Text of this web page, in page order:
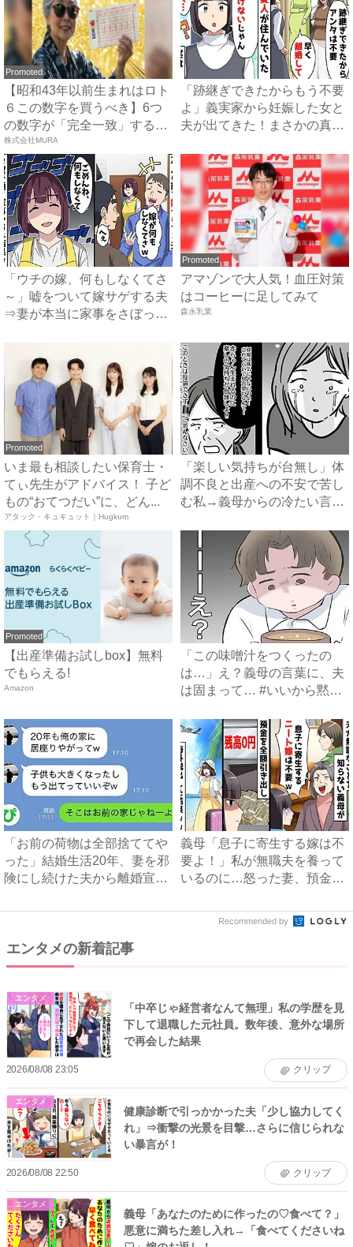
Promoted
【昭和43年以前生まれはロト
６この数字を買うべき】6つ
の数字が「完全一致」する
方...
株式会社MURA
「跡継ぎできたからもう不要
よ」義実家から妊娠した女と
夫が出てきた！まさかの真相
「ウチの嫁、何もしなくてさ
～」嘘をついて嫁サゲする夫
⇒妻が本当に家事をさぼった
Promoted
アマゾンで大人気！血圧対策
はコーヒーに足してみて
森永乳業
Promoted
いま最も相談したい保育士・
てぃ先生がアドバイス！ 子ど
もの“おてつだい”に、どん...
アタック・キュキュット｜Hugkum
「楽しい気持ちが台無し」体
調不良と出産への不安で苦し
む私→義母からの冷たい言葉
Promoted
【出産準備お試しbox】無料
でもらえる!
Amazon
「この味噌汁をつくったの
は…」え？義母の言葉に、夫
は固まって… #いいから黙っ
「お前の荷物は全部捨ててや
った」結婚生活20年、妻を邪
険にし続けた夫から離婚宣
義母「息子に寄生する嫁は不
要よ！」私が無職夫を養って
いるのに…怒った妻、預金残
Recommended by
エンタメの新着記事
エンタメ
「中卒じゃ経営者なんて無理」私の学歴を見
下して退職した元社員。数年後、意外な場所
で再会した結果
2026/08/08 23:05 クリップ
エンタメ
健康診断で引っかかった夫「少し協力してく
れ」⇒衝撃の光景を目撃…さらに信じられな
い暴言が！
2026/08/08 22:50 クリップ
エンタメ
義母「あなたのために作ったの♡食べて？」
悪意に満ちた差し入れ→「食べてくださいね